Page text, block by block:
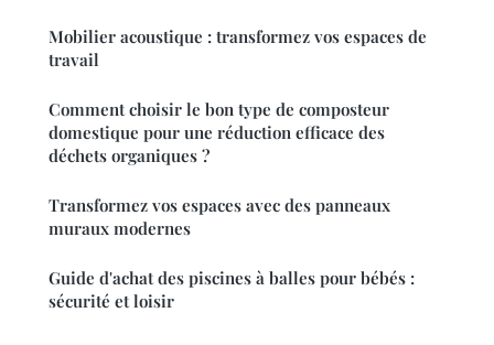
Mobilier acoustique : transformez vos espaces de
travail
Comment choisir le bon type de composteur
domestique pour une réduction efficace des
déchets organiques ?
Transformez vos espaces avec des panneaux
muraux modernes
Guide d'achat des piscines à balles pour bébés :
sécurité et loisir